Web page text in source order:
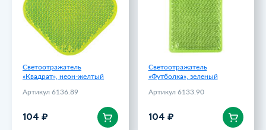
Светоотражатель
«Квадрат», неон-желтый
Артикул 6136.89
104 ₽
104 ₽
В корзину
Светоотражатель
«Футболка», зеленый
Артикул 6133.90
104 ₽
104 ₽
В корзину